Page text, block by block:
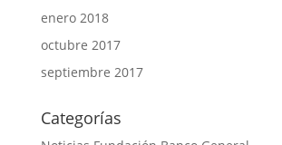
enero 2018
octubre 2017
septiembre 2017
Categorías